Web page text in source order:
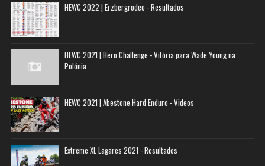
HEWC 2022 | Erzbergrodeo - Resultados
HEWC 2021 | Hero Challenge - Vitória para Wade Young na
Polónia
HEWC 2021 | Abestone Hard Enduro - Videos
Extreme XL Lagares 2021 - Resultados